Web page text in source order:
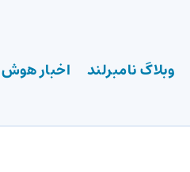
وبلاگ نامبرلند اخبار